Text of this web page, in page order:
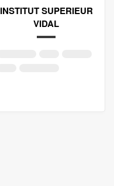
INSTITUT SUPERIEUR
VIDAL